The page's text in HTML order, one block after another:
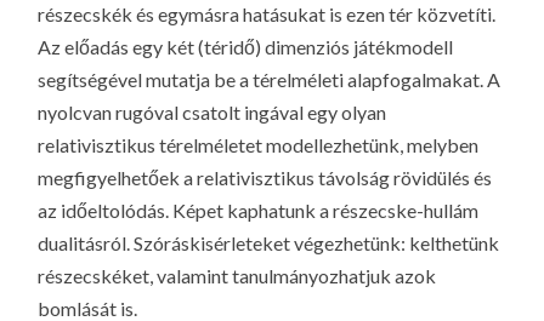
részecskék és egymásra hatásukat is ezen tér közvetíti.
Az előadás egy két (téridő) dimenziós játékmodell
segítségével mutatja be a térelméleti alapfogalmakat. A
nyolcvan rugóval csatolt ingával egy olyan
relativisztikus térelméletet modellezhetünk, melyben
megfigyelhetőek a relativisztikus távolság rövidülés és
az időeltolódás. Képet kaphatunk a részecske-hullám
dualitásról. Szóráskisérleteket végezhetünk: kelthetünk
részecskéket, valamint tanulmányozhatjuk azok
bomlását is.